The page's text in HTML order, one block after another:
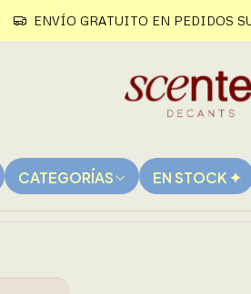
CATEGORÍAS EN STOCK ✦
ENVÍO GRATUITO EN PEDIDOS